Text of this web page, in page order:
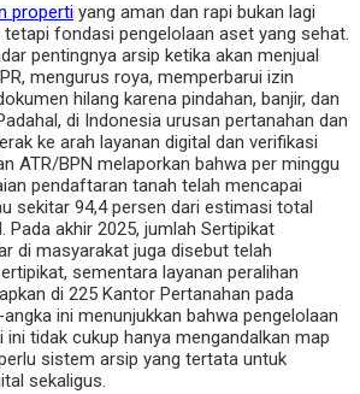
properti yang aman dan rapi bukan lagi
tetapi fondasi pengelolaan aset yang sehat.
pentingnya arsip ketika akan menjual
mengurus roya, memperbarui izin
hilang karena pindahan, banjir, dan
di Indonesia urusan pertanahan dan
ke arah layanan digital dan verifikasi
ATR/BPN melaporkan bahwa per minggu
pendaftaran tanah telah mencapai
sekitar 94,4 persen dari estimasi total
Pada akhir 2025, jumlah Sertipikat
di masyarakat juga disebut telah
sementara layanan peralihan
di 225 Kantor Pertanahan pada
ini menunjukkan bahwa pengelolaan
tidak cukup hanya mengandalkan map
sistem arsip yang tertata untuk
sekaligus.